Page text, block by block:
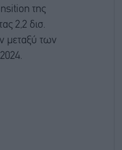
της
2,2 δισ.
μεταξύ των